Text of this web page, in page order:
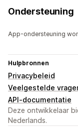
Ondersteuning
App-ondersteuning
Hulpbronnen
Privacybeleid
Veelgestelde
API-documentatie
Deze ontwikkelaar
Nederlands.